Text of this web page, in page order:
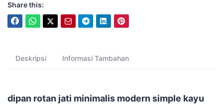
Share this:
Deskripsi Informasi Tambahan
dipan rotan jati minimalis modern simple kayu